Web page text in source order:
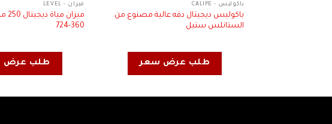
باكوليس - CALIPE
باكوليس ديجيتال دقه عالية مصنوع من
الستانلس ستيل
طلب عرض سعر
ميزان - LEVEL
360-724
طلب عرض